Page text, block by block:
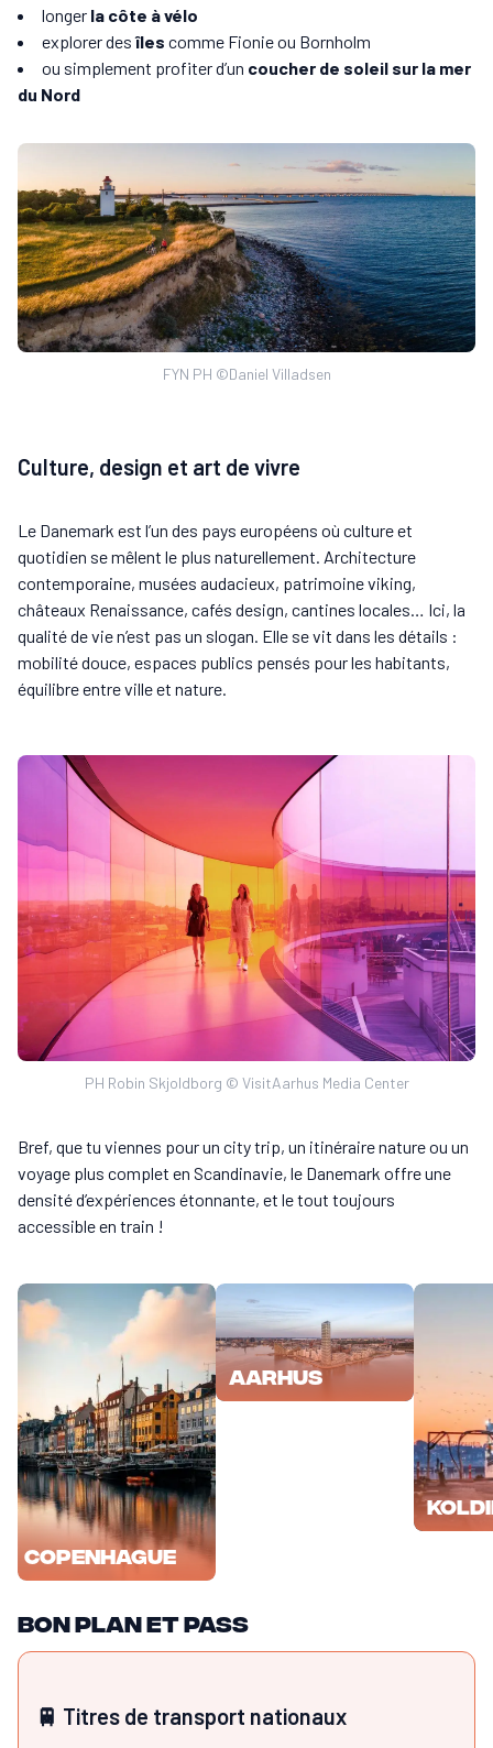
longer la côte à vélo
explorer desîles comme Fionie ou Bornholm
ou simplement profiter d’un coucher de soleil sur la mer
du Nord
FYN PH ©Daniel Villadsen
Culture, design et art de vivre
Le Danemark est l’un des pays européens où culture et
quotidien se mêlent le plus naturellement. Architecture
contemporaine, musées audacieux, patrimoine viking,
châteaux Renaissance, cafés design, cantines locales… Ici, la
qualité de vie n’est pas un slogan. Elle se vit dans les détails :
mobilité douce, espaces publics pensés pour les habitants,
équilibre entre ville et nature.
PH Robin Skjoldborg © VisitAarhus Media Center
Bref, que tu viennes pour un city trip, un itinéraire nature ou un
voyage plus complet en Scandinavie, le Danemark offre une
densité d’expériences étonnante, et le tout toujours
accessible en train !
Copenhague
Aarhus
Bon plan et pass
🚆 Titres de transport nationaux